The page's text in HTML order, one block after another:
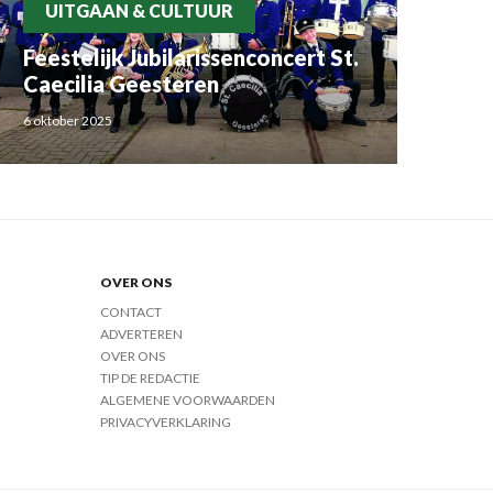
UITGAAN & CULTUUR
Feestelijk Jubilarissenconcert St.
Caecilia Geesteren
6 oktober 2025
OVER ONS
CONTACT
ADVERTEREN
OVER ONS
TIP DE REDACTIE
ALGEMENE VOORWAARDEN
PRIVACYVERKLARING